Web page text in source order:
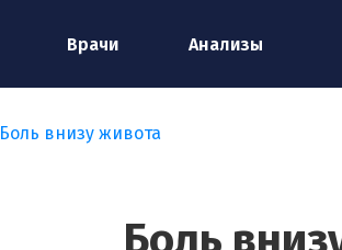
Врачи Анализы
Боль внизу живота